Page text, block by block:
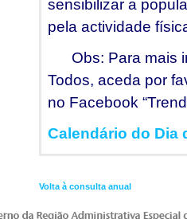
sensibilizar a
pela actividade
Obs: Para mais
Todos, aceda por
no Facebook
Calendário do Dia
Volta à consulta anual